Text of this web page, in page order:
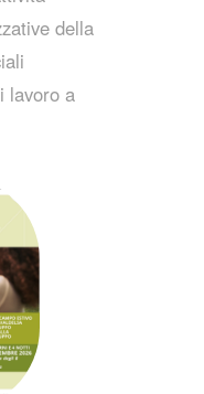
della
lavoro a